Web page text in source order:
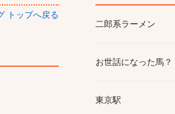
トップへ戻る
二郎系ラーメン
お世話になった馬？
東京駅